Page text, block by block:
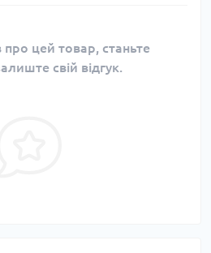
про цей товар, станьте
свій відгук.